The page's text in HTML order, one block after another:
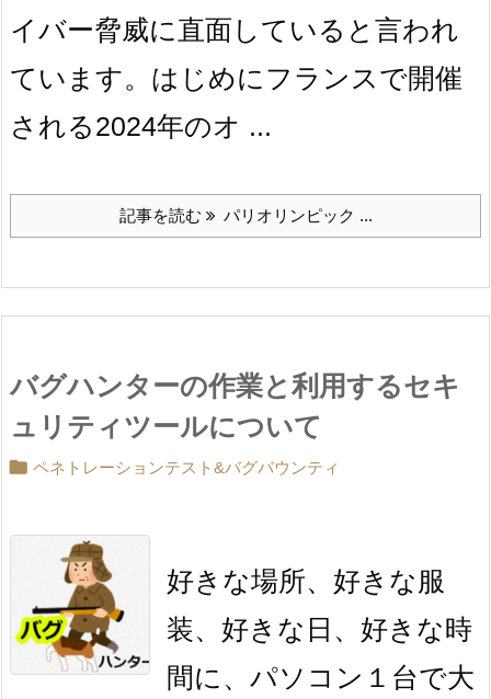
イバー脅威に直面していると言われ
ています。はじめにフランスで開催
される2024年のオ ...
記事を読む パリオリンピック ...
バグハンターの作業と利用するセキ
ュリティツールについて
 ペネトレーションテスト&バグバウンティ
好きな場所、好きな服
装、好きな日、好きな時
間に、パソコン１台で大